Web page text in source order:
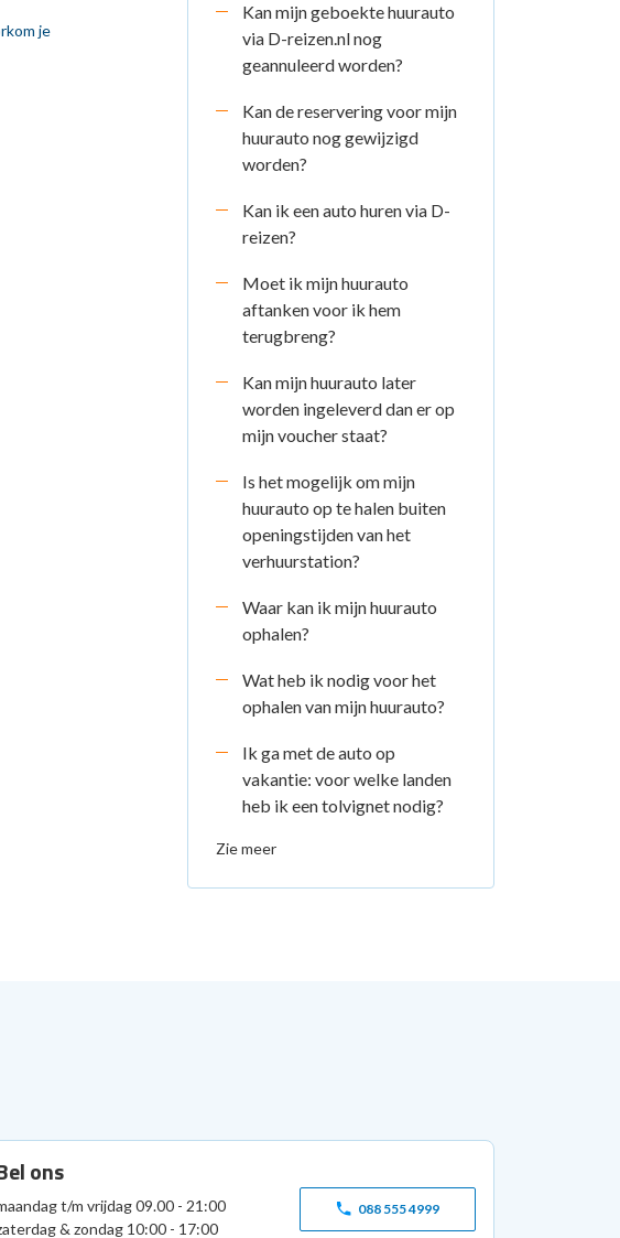
je
Kan mijn geboekte huurauto
via D-reizen.nl nog
geannuleerd worden?
Kan de reservering voor mijn
huurauto nog gewijzigd
worden?
Kan ik een auto huren via D-
reizen?
Moet ik mijn huurauto
aftanken voor ik hem
terugbreng?
Kan mijn huurauto later
worden ingeleverd dan er op
mijn voucher staat?
Is het mogelijk om mijn
huurauto op te halen buiten
openingstijden van het
verhuurstation?
Waar kan ik mijn huurauto
ophalen?
Wat heb ik nodig voor het
ophalen van mijn huurauto?
Ik ga met de auto op
vakantie: voor welke landen
heb ik een tolvignet nodig?
Zie meer
ons
t/m vrijdag 09.00 - 21:00
& zondag 10:00 - 17:00
088 555 4999